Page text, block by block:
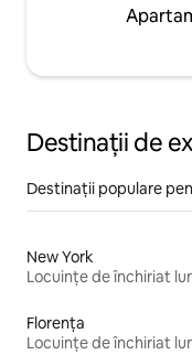
Destinații de
Destinații populare
New York
Locuințe de închiriat
Florența
Locuințe de închiriat